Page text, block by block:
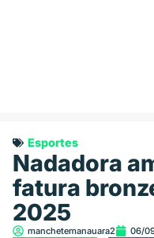
Esportes
Nadadora
fatura
2025
manchetemanauara2 06/